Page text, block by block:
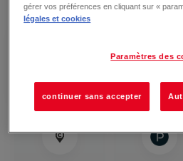
gérer vos préférences en cliquant sur «
légales et cookies
Paramètres des
continuer sans accepter